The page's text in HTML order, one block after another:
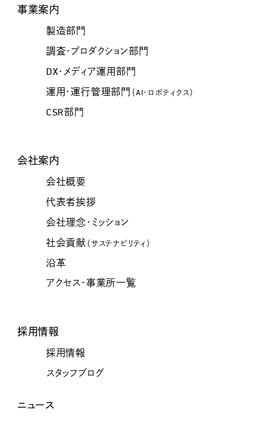
事業案内
製造部門
調査・プロダクション部門
DX・メディア運用部門
運用・運行管理部門 （AI・ロボティクス）
CSR部門
会社案内
会社概要
代表者挨拶
会社理念・ミッション
社会貢献 （サステナビリティ）
沿革
アクセス・事業所一覧
採用情報
採用情報
スタッフブログ
ニュース